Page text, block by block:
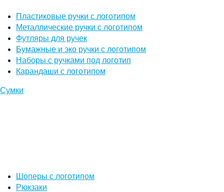
Пластиковые ручки с логотипом
Металлические ручки с логотипом
Футляры для ручек
Бумажные и эко ручки с логотипом
Наборы с ручками под логотип
Карандаши с логотипом
Сумки
Шоперы с логотипом
Рюкзаки